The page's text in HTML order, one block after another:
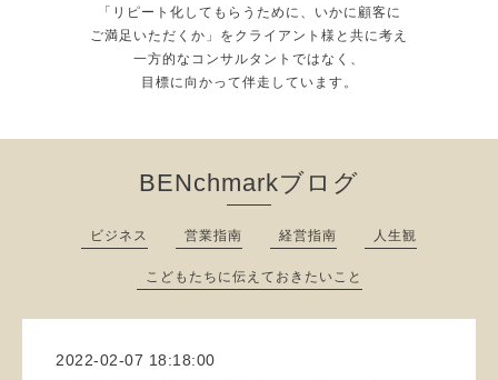
「リピート化してもらうために、いかに顧客に
ご満足いただくか」をクライアント様と共に考え
一方的なコンサルタントではなく、
目標に向かって伴走しています。
BENchmarkブログ
ビジネス 営業指南 経営指南 人生観
こどもたちに伝えておきたいこと
2022-02-07 18:18:00